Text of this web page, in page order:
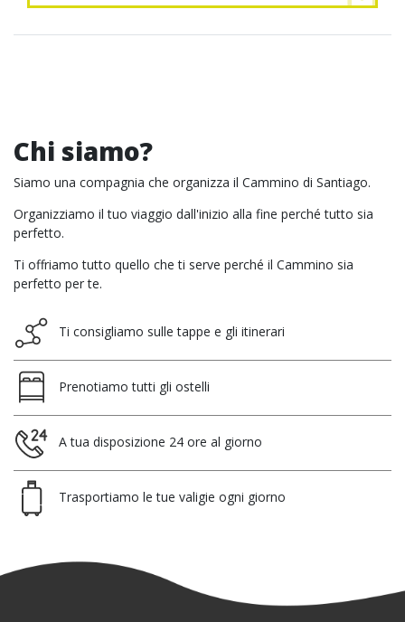
Chi siamo?
Siamo una compagnia che organizza il Cammino di Santiago.
Organizziamo il tuo viaggio dall'inizio alla fine perché tutto sia
perfetto.
Ti offriamo tutto quello che ti serve perché il Cammino sia
perfetto per te.
Ti consigliamo sulle tappe e gli itinerari
Prenotiamo tutti gli ostelli
A tua disposizione 24 ore al giorno
Trasportiamo le tue valigie ogni giorno